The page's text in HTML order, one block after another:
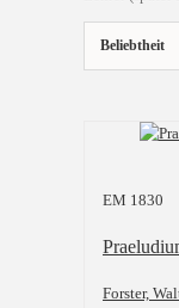
Beliebtheit
EM 1830
Forster,